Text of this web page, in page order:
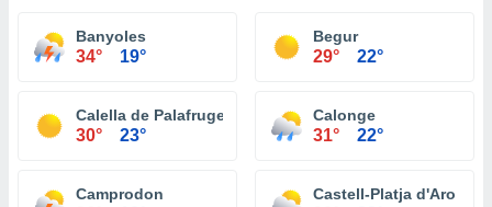
Banyoles
34° 19°
Begur
29° 22°
Calella de Palafrugell
30° 23°
Calonge
31° 22°
Camprodon Castell-Platja d'Aro